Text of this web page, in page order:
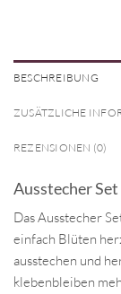
BESCHREIBUNG
ZUSÄTZLICHE
REZENSIONEN (0)
Ausstecher
Das Ausstecher
einfach Blüten
ausstechen und
klebenbleiben